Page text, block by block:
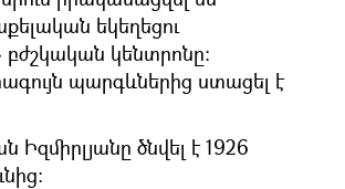
եկեղեցու
բժշկական կենտրոնը:
պարգևներից ստացել է
ծնվել է 1926